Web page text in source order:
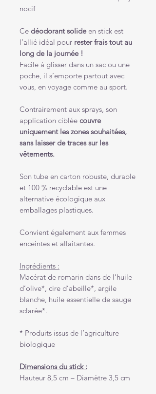
nocif
Ce déodorant solide en stick est
l’allié idéal pour rester frais tout au
long de la journée !
Facile à glisser dans un sac ou une
poche, il s’emporte partout avec
vous, en voyage comme au sport.
Contrairement aux sprays, son
application ciblée couvre
uniquement les zones souhaitées,
sans laisser de traces sur les
vêtements.
Son tube en carton robuste, durable
et 100 % recyclable est une
alternative écologique aux
emballages plastiques.
Convient également aux femmes
enceintes et allaitantes.
Ingrédients :
Macérat de romarin dans de l’huile
d’olive*, cire d’abeille*, argile
blanche, huile essentielle de sauge
sclarée*.
* Produits issus de l’agriculture
biologique
Dimensions du stick :
Hauteur 8,5 cm – Diamètre 3,5 cm